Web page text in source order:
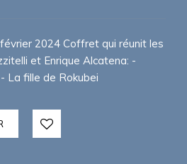
2024 Coffret qui réunit les
et Enrique Alcatena: -
La fille de Rokubei